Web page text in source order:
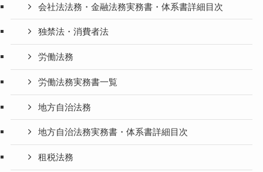
会社法法務・金融法務実務書・体系書詳細目次
独禁法・消費者法
労働法務
労働法務実務書一覧
地方自治法務
地方自治法務実務書・体系書詳細目次
租税法務